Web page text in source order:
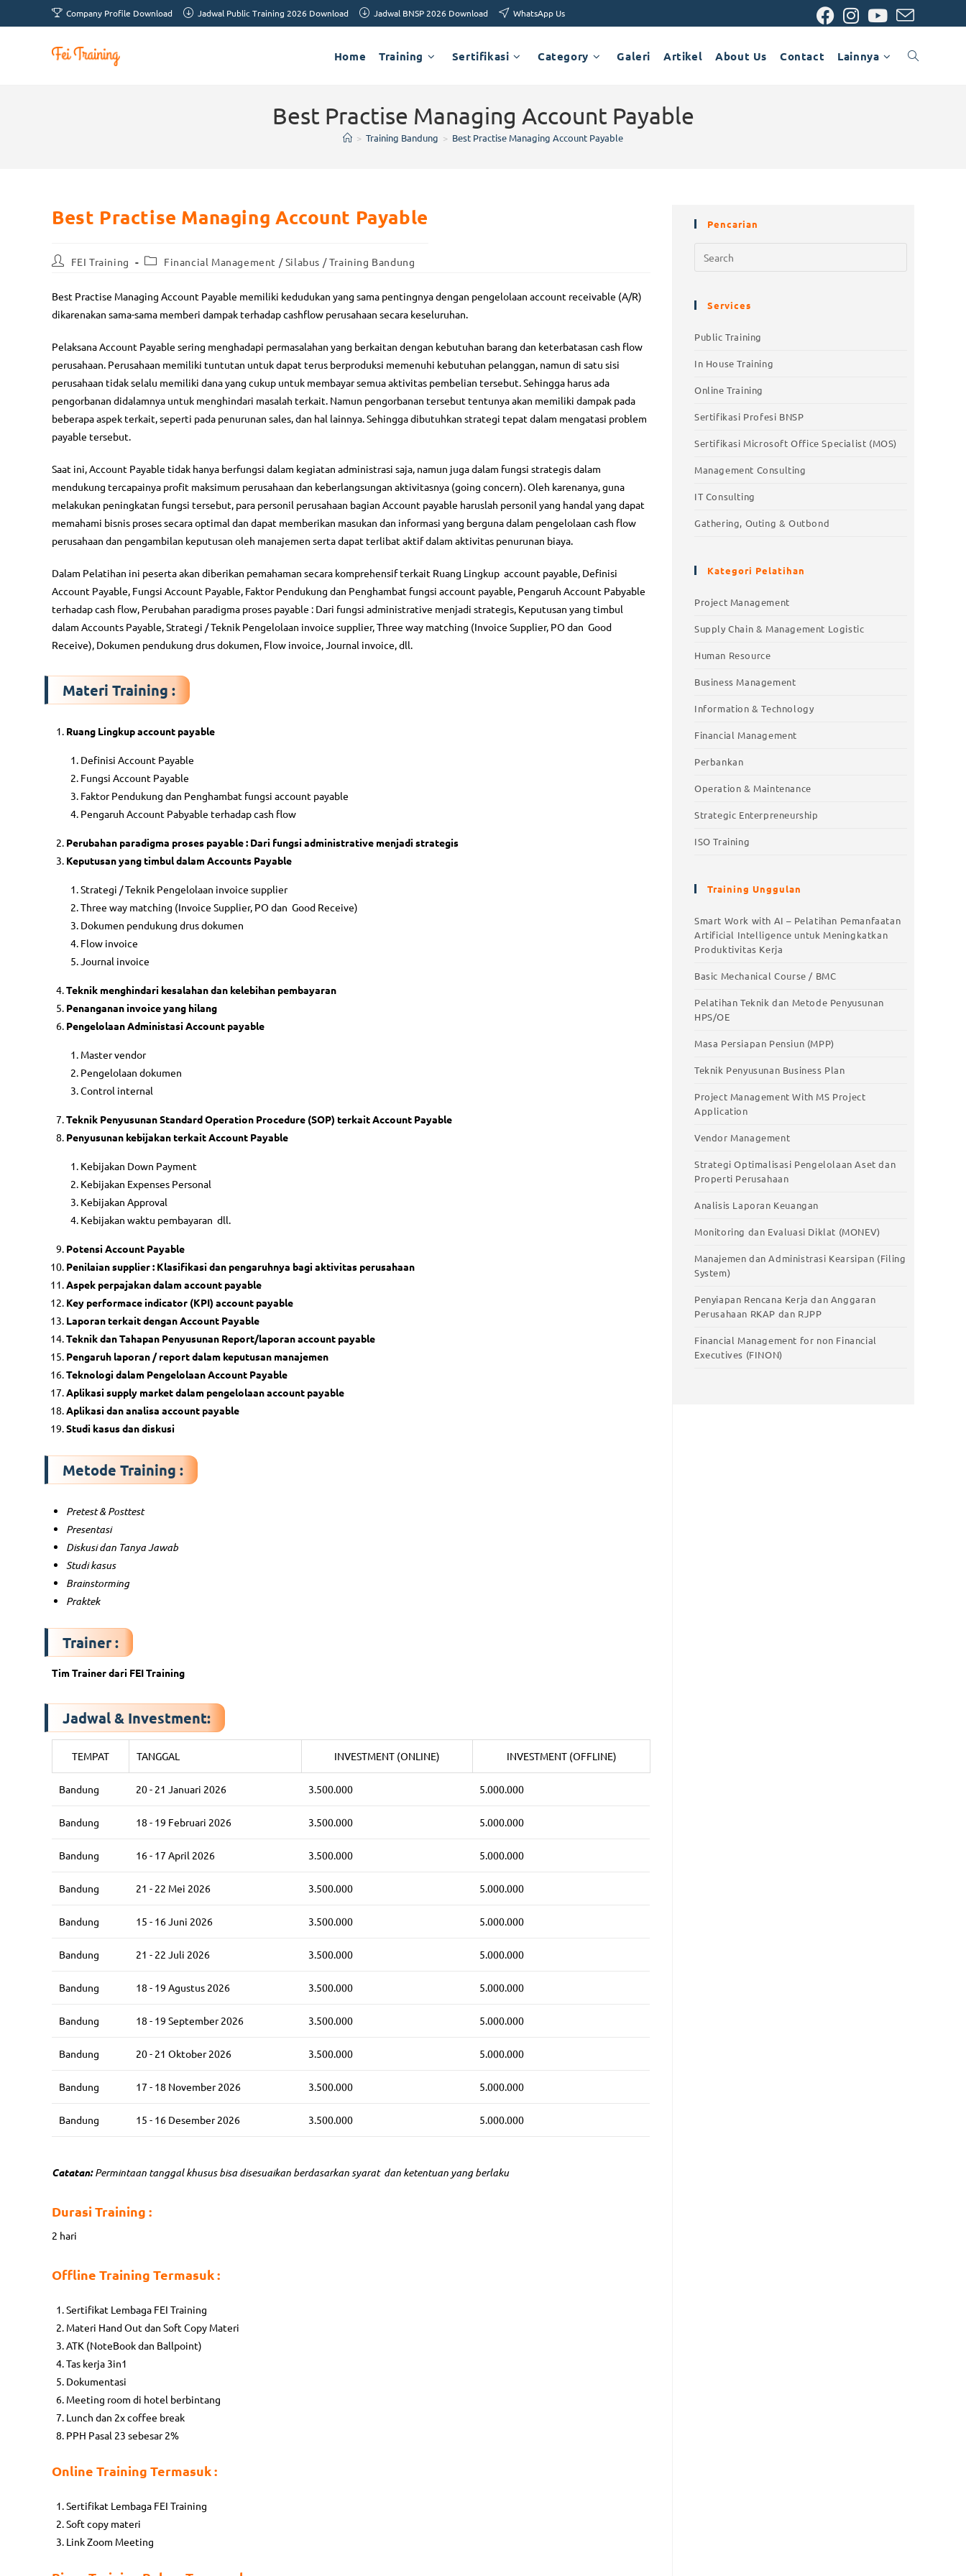
Company Profile Download Jadwal Public Training 2026 Download Jadwal BNSP 2026 Download WhatsApp Us
Home Training Sertifikasi Category Galeri Artikel About Us Contact Lainnya
Best Practise Managing Account Payable
> Training Bandung > Best Practise Managing Account Payable
Best Practise Managing Account Payable
FEI Training Financial Management / Silabus / Training Bandung
Best Practise Managing Account Payable memiliki kedudukan yang sama pentingnya dengan pengelolaan account receivable (A/R)
dikarenakan sama-sama memberi dampak terhadap cashflow perusahaan secara keseluruhan.
Pelaksana Account Payable sering menghadapi permasalahan yang berkaitan dengan kebutuhan barang dan keterbatasan cash flow
perusahaan. Perusahaan memiliki tuntutan untuk dapat terus berproduksi memenuhi kebutuhan pelanggan, namun di satu sisi
perusahaan tidak selalu memiliki dana yang cukup untuk membayar semua aktivitas pembelian tersebut. Sehingga harus ada
pengorbanan didalamnya untuk menghindari masalah terkait. Namun pengorbanan tersebut tentunya akan memiliki dampak pada
beberapa aspek terkait, seperti pada penurunan sales, dan hal lainnya. Sehingga dibutuhkan strategi tepat dalam mengatasi problem
payable tersebut.
Saat ini, Account Payable tidak hanya berfungsi dalam kegiatan administrasi saja, namun juga dalam fungsi strategis dalam
mendukung tercapainya profit maksimum perusahaan dan keberlangsungan aktivitasnya (going concern). Oleh karenanya, guna
melakukan peningkatan fungsi tersebut, para personil perusahaan bagian Account payable haruslah personil yang handal yang dapat
memahami bisnis proses secara optimal dan dapat memberikan masukan dan informasi yang berguna dalam pengelolaan cash flow
perusahaan dan pengambilan keputusan oleh manajemen serta dapat terlibat aktif dalam aktivitas penurunan biaya.
Dalam Pelatihan ini peserta akan diberikan pemahaman secara komprehensif terkait Ruang Lingkup account payable, Definisi
Account Payable, Fungsi Account Payable, Faktor Pendukung dan Penghambat fungsi account payable, Pengaruh Account Pabyable
terhadap cash flow, Perubahan paradigma proses payable : Dari fungsi administrative menjadi strategis, Keputusan yang timbul
dalam Accounts Payable, Strategi / Teknik Pengelolaan invoice supplier, Three way matching (Invoice Supplier, PO dan Good
Receive), Dokumen pendukung drus dokumen, Flow invoice, Journal invoice, dll.
Materi Training :
Ruang Lingkup account payable
Definisi Account Payable
Fungsi Account Payable
Faktor Pendukung dan Penghambat fungsi account payable
Pengaruh Account Pabyable terhadap cash flow
Perubahan paradigma proses payable : Dari fungsi administrative menjadi strategis
Keputusan yang timbul dalam Accounts Payable
Strategi / Teknik Pengelolaan invoice supplier
Three way matching (Invoice Supplier, PO dan Good Receive)
Dokumen pendukung drus dokumen
Flow invoice
Journal invoice
Teknik menghindari kesalahan dan kelebihan pembayaran
Penanganan invoice yang hilang
Pengelolaan Administasi Account payable
Master vendor
Pengelolaan dokumen
Control internal
Teknik Penyusunan Standard Operation Procedure (SOP) terkait Account Payable
Penyusunan kebijakan terkait Account Payable
Kebijakan Down Payment
Kebijakan Expenses Personal
Kebijakan Approval
Kebijakan waktu pembayaran dll.
Potensi Account Payable
Penilaian supplier : Klasifikasi dan pengaruhnya bagi aktivitas perusahaan
Aspek perpajakan dalam account payable
Key performace indicator (KPI) account payable
Laporan terkait dengan Account Payable
Teknik dan Tahapan Penyusunan Report/laporan account payable
Pengaruh laporan / report dalam keputusan manajemen
Teknologi dalam Pengelolaan Account Payable
Aplikasi supply market dalam pengelolaan account payable
Aplikasi dan analisa account payable
Studi kasus dan diskusi
Metode Training :
Pretest & Posttest
Presentasi
Diskusi dan Tanya Jawab
Studi kasus
Brainstorming
Praktek
Trainer :
Tim Trainer dari FEI Training
Jadwal & Investment:
TEMPAT TANGGAL INVESTMENT (ONLINE) INVESTMENT (OFFLINE)
Bandung 20 - 21 Januari 2026 3.500.000 5.000.000
Bandung 18 - 19 Februari 2026 3.500.000 5.000.000
Bandung 16 - 17 April 2026 3.500.000 5.000.000
Bandung 21 - 22 Mei 2026 3.500.000 5.000.000
Bandung 15 - 16 Juni 2026 3.500.000 5.000.000
Bandung 21 - 22 Juli 2026 3.500.000 5.000.000
Bandung 18 - 19 Agustus 2026 3.500.000 5.000.000
Bandung 18 - 19 September 2026 3.500.000 5.000.000
Bandung 20 - 21 Oktober 2026 3.500.000 5.000.000
Bandung 17 - 18 November 2026 3.500.000 5.000.000
Bandung 15 - 16 Desember 2026 3.500.000 5.000.000
Catatan:Permintaan tanggal khusus bisa disesuaikan berdasarkan syarat dan ketentuan yang berlaku
Durasi Training :
2 hari
Offline Training Termasuk :
Sertifikat Lembaga FEI Training
Materi Hand Out dan Soft Copy Materi
ATK (NoteBook dan Ballpoint)
Tas kerja 3in1
Dokumentasi
Meeting room di hotel berbintang
Lunch dan 2x coffee break
PPH Pasal 23 sebesar 2%
Online Training Termasuk :
Sertifikat Lembaga FEI Training
Soft copy materi
Link Zoom Meeting
Pencarian
Services
Public Training
In House Training
Online Training
Sertifikasi Profesi BNSP
Sertifikasi Microsoft Office Specialist (MOS)
Management Consulting
IT Consulting
Gathering, Outing & Outbond
Kategori Pelatihan
Project Management
Supply Chain & Management Logistic
Human Resource
Business Management
Information & Technology
Financial Management
Perbankan
Operation & Maintenance
Strategic Enterpreneurship
ISO Training
Training Unggulan
Smart Work with AI – Pelatihan Pemanfaatan
Artificial Intelligence untuk Meningkatkan
Produktivitas Kerja
Basic Mechanical Course / BMC
Pelatihan Teknik dan Metode Penyusunan
HPS/OE
Masa Persiapan Pensiun (MPP)
Teknik Penyusunan Business Plan
Project Management With MS Project
Application
Vendor Management
Strategi Optimalisasi Pengelolaan Aset dan
Properti Perusahaan
Analisis Laporan Keuangan
Monitoring dan Evaluasi Diklat (MONEV)
Manajemen dan Administrasi Kearsipan (Filing
System)
Penyiapan Rencana Kerja dan Anggaran
Perusahaan RKAP dan RJPP
Financial Management for non Financial
Executives (FINON)